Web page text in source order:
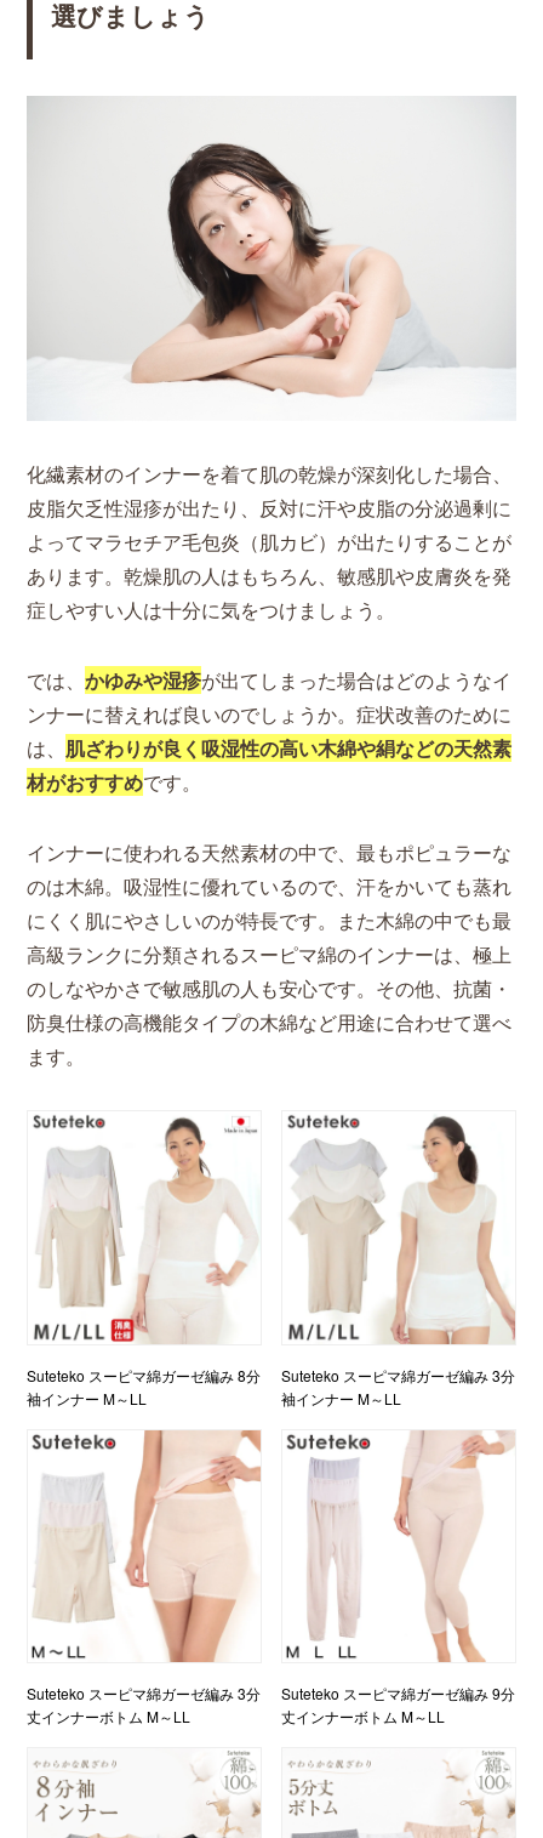
選びましょう
化繊素材のインナーを着て肌の乾燥が深刻化した場合、
皮脂欠乏性湿疹が出たり、反対に汗や皮脂の分泌過剰に
よってマラセチア毛包炎（肌カビ）が出たりすることが
あります。乾燥肌の人はもちろん、敏感肌や皮膚炎を発
症しやすい人は十分に気をつけましょう。
では、かゆみや湿疹が出てしまった場合はどのようなイ
ンナーに替えれば良いのでしょうか。症状改善のために
は、 肌ざわりが良く吸湿性の高い木綿や絹などの天然素
材がおすすめです。
インナーに使われる天然素材の中で、最もポピュラーな
のは木綿。吸湿性に優れているので、汗をかいても蒸れ
にくく肌にやさしいのが特長です。また木綿の中でも最
高級ランクに分類されるスーピマ綿のインナーは、極上
のしなやかさで敏感肌の人も安心です。その他、抗菌・
防臭仕様の高機能タイプの木綿など用途に合わせて選べ
ます。
Suteteko スーピマ綿ガーゼ編み 8分
袖インナー M～LL
Suteteko スーピマ綿ガーゼ編み 3分
袖インナー M～LL
Suteteko スーピマ綿ガーゼ編み 3分
丈インナーボトム M～LL
Suteteko スーピマ綿ガーゼ編み 9分
丈インナーボトム M～LL